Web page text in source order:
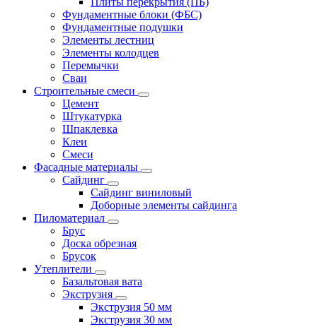
Фундаментные блоки (ФБС)
Фундаментные подушки
Элементы лестниц
Элементы колодцев
Перемычки
Сваи
Строительные смеси
Цемент
Штукатурка
Шпаклевка
Клеи
Смеси
Фасадные материалы
Сайдинг
Сайдинг виниловый
Доборные элементы сайдинга
Пиломатериал
Брус
Доска обрезная
Брусок
Утеплители
Базальтовая вата
Экструзия
Экструзия 50 мм
Экструзия 30 мм